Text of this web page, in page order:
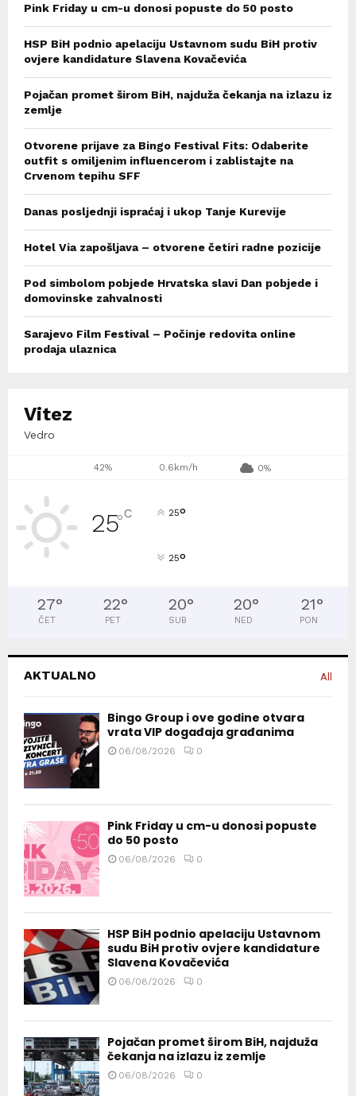
Pink Friday u cm-u donosi popuste do 50 posto
HSP BiH podnio apelaciju Ustavnom sudu BiH protiv
ovjere kandidature Slavena Kovačevića
Pojačan promet širom BiH, najduža čekanja na izlazu iz
zemlje
Otvorene prijave za Bingo Festival Fits: Odaberite
outfit s omiljenim influencerom i zablistajte na
Crvenom tepihu SFF
Danas posljednji ispraćaj i ukop Tanje Kurevije
Hotel Via zapošljava – otvorene četiri radne pozicije
Pod simbolom pobjede Hrvatska slavi Dan pobjede i
domovinske zahvalnosti
Sarajevo Film Festival – Počinje redovita online
prodaja ulaznica
Vitez
Vedro
42% 0.6km/h 0%
25°C 25°
25°
27°
ČET
22°
PET
20°
SUB
20°
NED
21°
PON
AKTUALNO All
Bingo Group i ove godine otvara
vrata VIP događaja građanima
06/08/2026 0
Pink Friday u cm-u donosi popuste
do 50 posto
06/08/2026 0
HSP BiH podnio apelaciju Ustavnom
sudu BiH protiv ovjere kandidature
Slavena Kovačevića
06/08/2026 0
Pojačan promet širom BiH, najduža
čekanja na izlazu iz zemlje
06/08/2026 0